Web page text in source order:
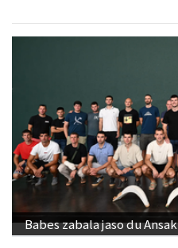
Babes zabala jaso du Ansak